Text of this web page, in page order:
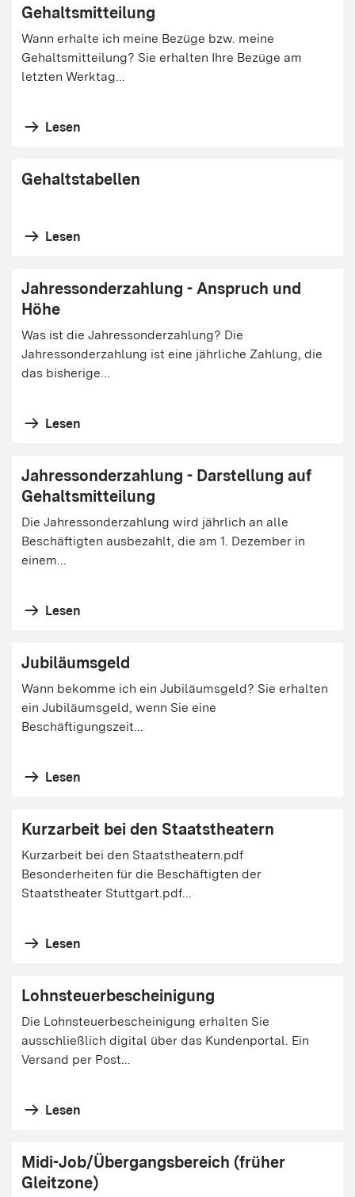
Gehaltsmitteilung
Wann erhalte ich meine Bezüge bzw. meine
Gehaltsmitteilung? Sie erhalten Ihre Bezüge am
letzten Werktag...
Lesen
Gehaltstabellen
Lesen
Jahressonderzahlung - Anspruch und
Höhe
Was ist die Jahressonderzahlung? Die
Jahressonderzahlung ist eine jährliche Zahlung, die
das bisherige...
Lesen
Jahressonderzahlung - Darstellung auf
Gehaltsmitteilung
Die Jahressonderzahlung wird jährlich an alle
Beschäftigten ausbezahlt, die am 1. Dezember in
einem...
Lesen
Jubiläumsgeld
Wann bekomme ich ein Jubiläumsgeld? Sie erhalten
ein Jubiläumsgeld, wenn Sie eine
Beschäftigungszeit...
Lesen
Kurzarbeit bei den Staatstheatern
Kurzarbeit bei den Staatstheatern.pdf
Besonderheiten für die Beschäftigten der
Staatstheater Stuttgart.pdf...
Lesen
Lohnsteuerbescheinigung
Die Lohnsteuerbescheinigung erhalten Sie
ausschließlich digital über das Kundenportal. Ein
Versand per Post...
Lesen
Midi-Job/Übergangsbereich (früher
Gleitzone)